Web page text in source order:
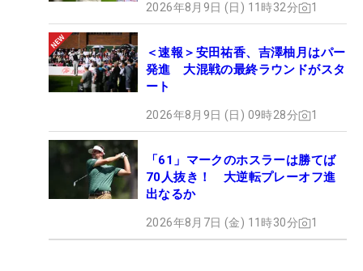
2026年8月9日 (日) 11時32分 1
＜速報＞安田祐香、吉澤柚月はパー
発進 大混戦の最終ラウンドがスタ
ート
2026年8月9日 (日) 09時28分 1
「61」マークのホスラーは勝てば
70人抜き！ 大逆転プレーオフ進
出なるか
2026年8月7日 (金) 11時30分 1